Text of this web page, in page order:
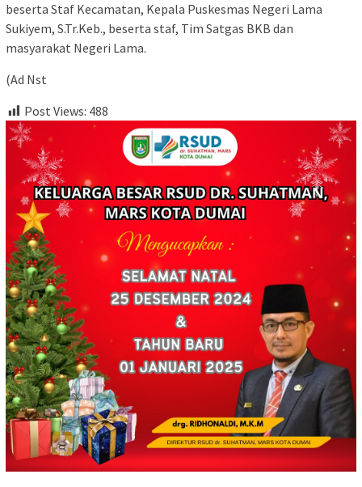
beserta Staf Kecamatan, Kepala Puskesmas Negeri Lama
Sukiyem, S.Tr.Keb., beserta staf, Tim Satgas BKB dan
masyarakat Negeri Lama.
(Ad Nst
Post Views: 488